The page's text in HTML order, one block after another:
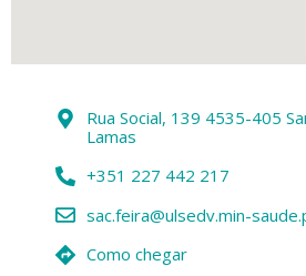
Rua Social, 139 4535-405
Lamas
+351 227 442 217
sac.feira@ulsedv.min-
Como chegar